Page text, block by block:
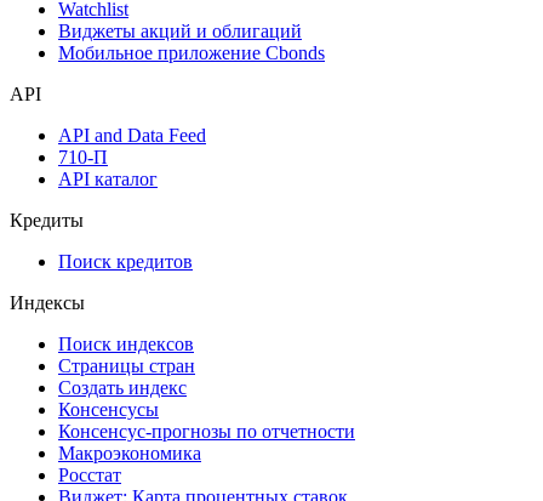
Инструментарий
Мобильное приложение Cbonds
API
API and Data Feed
API каталог
Кредиты
Поиск кредитов
Индексы
Поиск индексов
Страницы стран
Создать индекс
Консенсусы